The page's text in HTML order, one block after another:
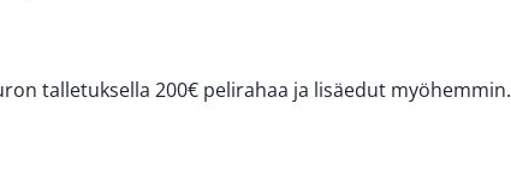
talletuksella 200€ pelirahaa ja lisäedut myöhemmin.